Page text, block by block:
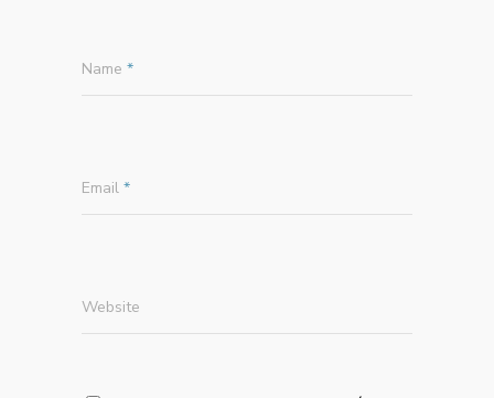
Name *
Email *
Website